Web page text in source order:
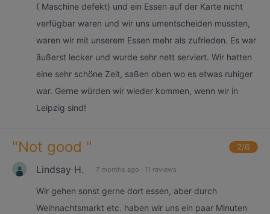
( Maschine defekt) und ein Essen auf der Karte nicht
verfügbar waren und wir uns umentscheiden mussten,
waren wir mit unserem Essen mehr als zufrieden. Es war
äußerst lecker und wurde sehr nett serviert. Wir hatten
eine sehr schöne Zeit, saßen oben wo es etwas ruhiger
war. Gerne würden wir wieder kommen, wenn wir in
Leipzig sind!
"Not good " 2/6
Lindsay H. 7 months ago · 11 reviews
Wir gehen sonst gerne dort essen, aber durch
Weihnachtsmarkt etc. haben wir uns ein paar Minuten